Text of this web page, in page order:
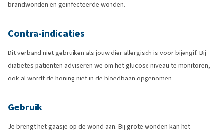
brandwonden en geïnfecteerde wonden.
Contra-indicaties
Dit verband niet gebruiken als jouw dier allergisch is voor bijengif. Bij
diabetes patiënten adviseren we om het glucose niveau te monitoren,
ook al wordt de honing niet in de bloedbaan opgenomen.
Gebruik
Je brengt het gaasje op de wond aan. Bij grote wonden kan het